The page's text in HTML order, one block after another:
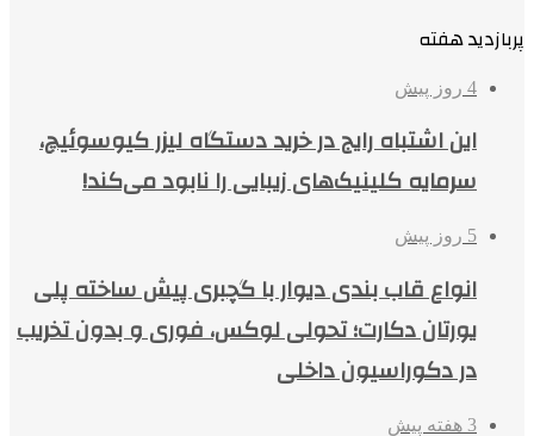
پربازدید هفته
4 روز پیش
این اشتباه رایج در خرید دستگاه لیزر کیوسوئیچ،
سرمایه کلینیک‌های زیبایی را نابود می‌کند!
5 روز پیش
انواع قاب بندی دیوار با گچبری پیش ساخته پلی
یورتان دکارت؛ تحولی لوکس، فوری و بدون تخریب
در دکوراسیون داخلی
3 هفته پیش